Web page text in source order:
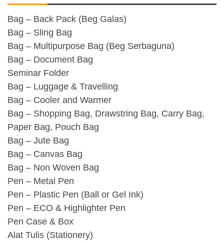
Bag – Back Pack (Beg Galas)
Bag – Sling Bag
Bag – Multipurpose Bag (Beg Serbaguna)
Bag – Document Bag
Seminar Folder
Bag – Luggage & Travelling
Bag – Cooler and Warmer
Bag – Shopping Bag, Drawstring Bag, Carry Bag,
Paper Bag, Pouch Bag
Bag – Jute Bag
Bag – Canvas Bag
Bag – Non Woven Bag
Pen – Metal Pen
Pen – Plastic Pen (Ball or Gel Ink)
Pen – ECO & Highlighter Pen
Pen Case & Box
Alat Tulis (Stationery)